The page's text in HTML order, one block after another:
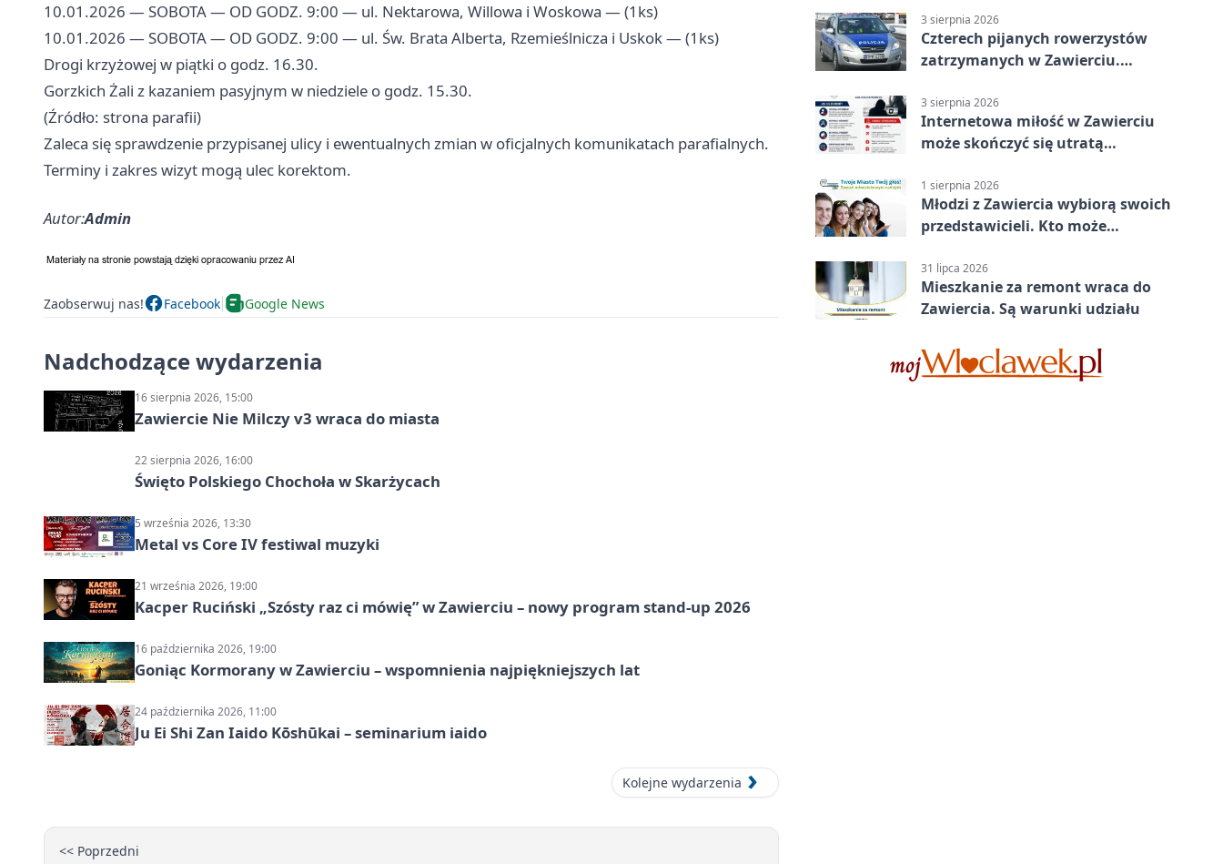
10.01.2026 — SOBOTA — OD GODZ. 9:00 — ul. Nektarowa, Willowa i Woskowa — (1ks)
10.01.2026 — SOBOTA — OD GODZ. 9:00 — ul. Św. Brata Alberta, Rzemieślnicza i Uskok — (1ks)
Drogi krzyżowej w piątki o godz. 16.30.
Gorzkich Żali z kazaniem pasyjnym w niedziele o godz. 15.30.
(Źródło: strona parafii)
Zaleca się sprawdzenie przypisanej ulicy i ewentualnych zmian w oficjalnych komunikatach parafialnych.
Terminy i zakres wizyt mogą ulec korektom.
Autor:Admin
Zaobserwuj nas! Facebook Google News
Nadchodzące wydarzenia
16 sierpnia 2026, 15:00
Zawiercie Nie Milczy v3 wraca do miasta
22 sierpnia 2026, 16:00
Święto Polskiego Chochoła w Skarżycach
5 września 2026, 13:30
Metal vs Core IV festiwal muzyki
21 września 2026, 19:00
Kacper Ruciński „Szósty raz ci mówię” w Zawierciu – nowy program stand-up 2026
16 października 2026, 19:00
Goniąc Kormorany w Zawierciu – wspomnienia najpiękniejszych lat
24 października 2026, 11:00
Ju Ei Shi Zan Iaido Kōshūkai – seminarium iaido
Kolejne wydarzenia
<< Poprzedni
3 sierpnia 2026
Czterech pijanych rowerzystów
zatrzymanych w Zawierciu.
promila
3 sierpnia 2026
Internetowa miłość w Zawierciu
może skończyć się utratą
1 sierpnia 2026
Młodzi z Zawiercia wybiorą swoich
przedstawicieli. Kto może
31 lipca 2026
Mieszkanie za remont wraca do
Zawiercia. Są warunki udziału